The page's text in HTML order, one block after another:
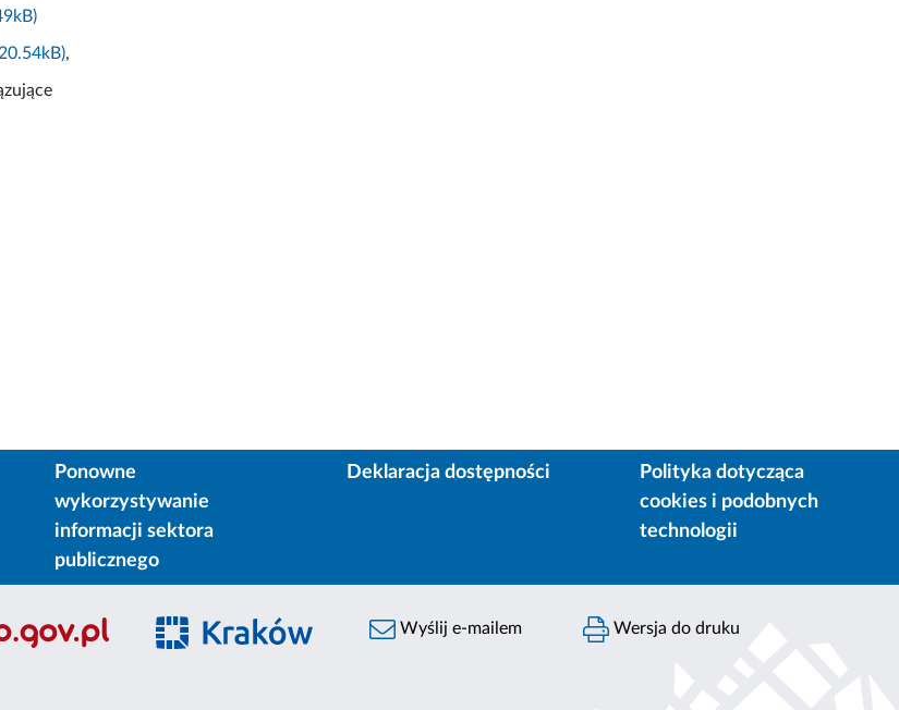
,
Ponowne
wykorzystywanie
informacji sektora
publicznego
Deklaracja dostępności
Polityka dotycząca
cookies i podobnych
technologii
Wyślij e-mailem Wersja do druku